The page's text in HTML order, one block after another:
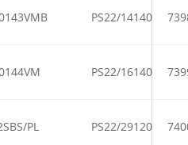
PS22/14140
PS22/16140
PL PS22/29120